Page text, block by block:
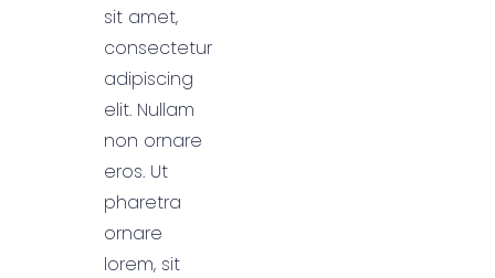
sit amet,
consectetur
adipiscing
elit. Nullam
non ornare
eros. Ut
pharetra
ornare
lorem, sit